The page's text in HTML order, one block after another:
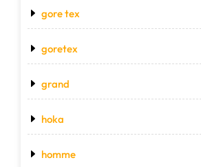
gore tex
goretex
grand
hoka
homme